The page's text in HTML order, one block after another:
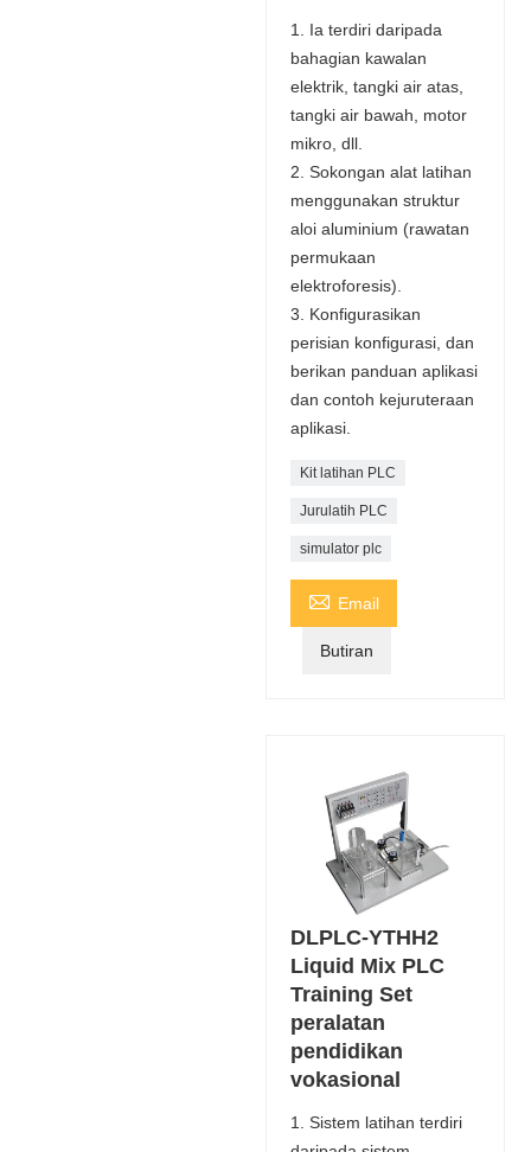
1. Ia terdiri daripada
bahagian kawalan
elektrik, tangki air atas,
tangki air bawah, motor
mikro, dll.
2. Sokongan alat latihan
menggunakan struktur
aloi aluminium (rawatan
permukaan
elektroforesis).
3. Konfigurasikan
perisian konfigurasi, dan
berikan panduan aplikasi
dan contoh kejuruteraan
aplikasi.
Kit latihan PLC
Jurulatih PLC
simulator plc
 Email
Butiran
DLPLC-YTHH2
Liquid Mix PLC
Training Set
peralatan
pendidikan
vokasional
1. Sistem latihan terdiri